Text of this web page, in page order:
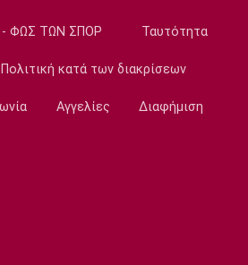
καλά στην άμυνα»
τη βαθμολογία της UEFA
- ΦΩΣ ΤΩΝ ΣΠΟΡ Ταυτότητα
Πολιτική κατά των διακρίσεων
Αγγελίες Διαφήμιση